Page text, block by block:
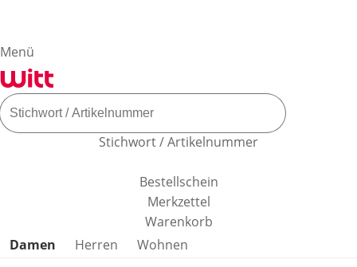
Menü
Stichwort / Artikelnummer
Bestellschein
Merkzettel
Warenkorb
Produktkategorien überspringen
Damen Herren
Wohnen